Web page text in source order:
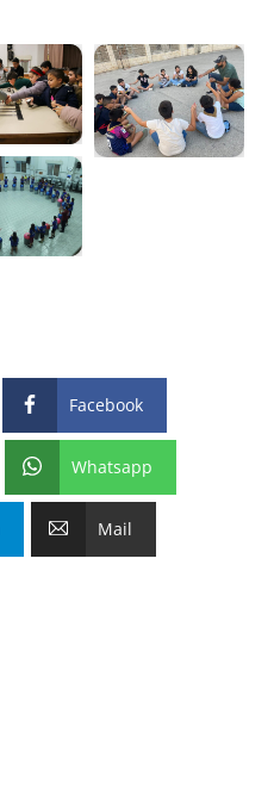
Facebook
Whatsapp
Mail